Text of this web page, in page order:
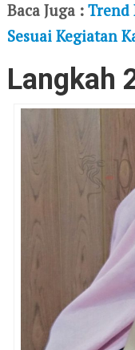
Baca Juga : Trend
Sesuai Kegiatan
Langkah